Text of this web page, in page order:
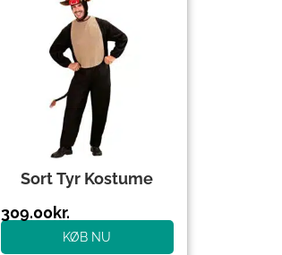
Sort Tyr Kostume
309.00kr.
KØB NU